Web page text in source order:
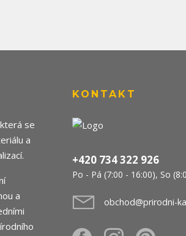
se
a
a
KONTAKT
+420 734 322 926
Po - Pá (7:00 - 16:00), So
obchod@prirodni-